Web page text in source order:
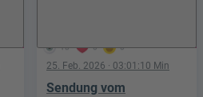
18 0 0
25. Feb. 2026 · 03:01:10 Min
Sendung vom